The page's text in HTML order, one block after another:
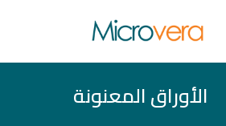
الأوراق المعنونة